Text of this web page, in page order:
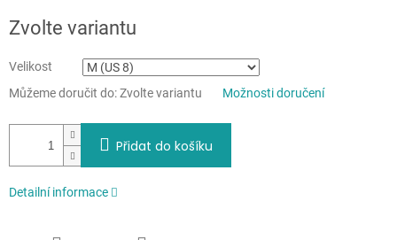
cena:
Zvolte variantu
Velikost
Můžeme doručit do:Zvolte variantu Možnosti doručení
Přidat do košíku
Detailní informace